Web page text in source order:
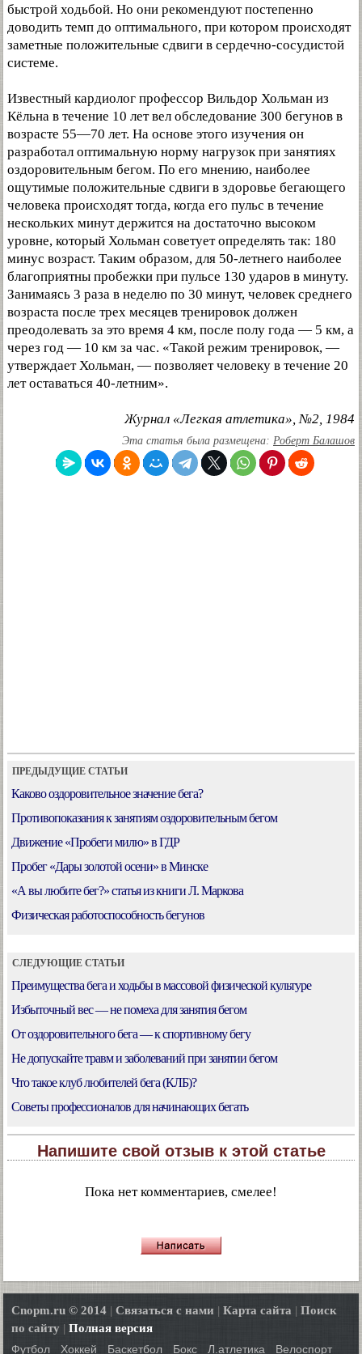
быстрой ходьбой. Но они рекомендуют постепенно
доводить темп до оптимального, при котором происходят
заметные положительные сдвиги в сердечно-сосудистой
системе.
Известный кардиолог профессор Вильдор Хольман из
Кёльна в течение 10 лет вел обследование 300 бегунов в
возрасте 55—70 лет. На основе этого изучения он
разработал оптимальную норму нагрузок при занятиях
оздоровительным бегом. По его мнению, наиболее
ощутимые положительные сдвиги в здоровье бегающего
человека происходят тогда, когда его пульс в течение
нескольких минут держится на достаточно высоком
уровне, который Хольман советует определять так: 180
минус возраст. Таким образом, для 50-летнего наиболее
благоприятны пробежки при пульсе 130 ударов в минуту.
Занимаясь 3 раза в неделю по 30 минут, человек среднего
возраста после трех месяцев тренировок должен
преодолевать за это время 4 км, после полу года — 5 км, а
через год — 10 км за час. «Такой режим тренировок, —
утверждает Хольман, — позволяет человеку в течение 20
лет оставаться 40-летним».
Журнал «Легкая атлетика», №2, 1984
Эта статья была размещена: Роберт Балашов
ПРЕДЫДУЩИЕ СТАТЬИ
Каково оздоровительное значение бега?
Противопоказания к занятиям оздоровительным бегом
Движение «Пробеги милю» в ГДР
Пробег «Дары золотой осени» в Минске
«А вы любите бег?» статья из книги Л. Маркова
Физическая работоспособность бегунов
СЛЕДУЮЩИЕ СТАТЬИ
Преимущества бега и ходьбы в массовой физической культуре
Избыточный вес — не помеха для занятия бегом
От оздоровительного бега — к спортивному бегу
Не допускайте травм и заболеваний при занятии бегом
Что такое клуб любителей бега (КЛБ)?
Советы профессионалов для начинающих бегать
Напишите свой отзыв к этой статье
Пока нет комментариев, смелее!
Cnopm.ru © 2014 | Связаться с нами | Карта сайта | Поиск
по сайту | Полная версия
Футбол
Хоккей Баскетбол Бокс Л.атлетика Велоспорт